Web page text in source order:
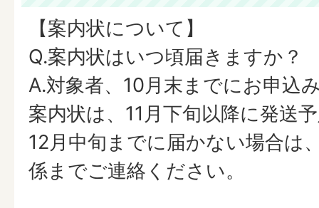
【案内状について】
Q.案内状はいつ頃届きますか？
A.対象者、10月末までにお申込
案内状は、11月下旬以降に発送
12月中旬までに届かない場合は
係までご連絡ください。